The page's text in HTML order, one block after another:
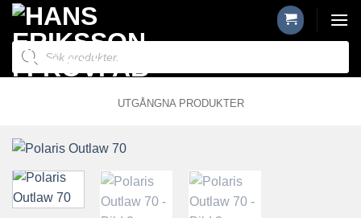
Skip
content
Produktsökning
UTGÅNGNA PRODUKTER